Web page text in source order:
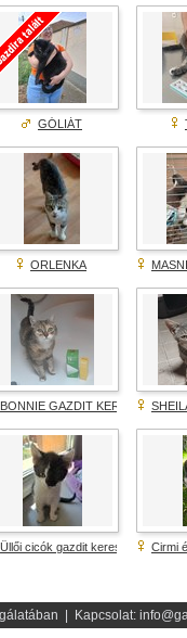
GÓLIÁT
ORLENKA
BONNIE GAZDIT KERES!
Üllői cicók gazdit keresnek! Cirmi
| Kapcsolat: